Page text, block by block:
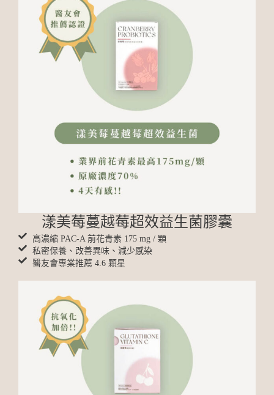
漾美莓蔓越莓超效益生菌膠囊
高濃縮 PAC-A 前花青素 175 mg / 顆
私密保養、改善異味、減少感染
醫友會專業推薦 4.6 顆星